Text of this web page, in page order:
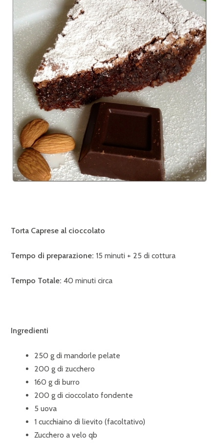
Torta Caprese al cioccolato
Tempo di preparazione: 15 minuti + 25 di cottura
Tempo Totale: 40 minuti circa
Ingredienti
250 g di mandorle pelate
200 g di zucchero
160 g di burro
200 g di cioccolato fondente
5 uova
1 cucchiaino di lievito (facoltativo)
Zucchero a velo qb